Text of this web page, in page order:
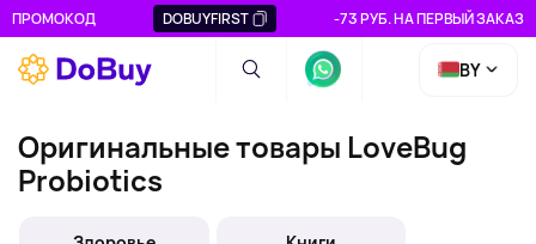
ПРОМОКОД DOBUYFIRST -73 РУБ. НА ПЕРВЫЙ ЗАКАЗ
BY
Оригинальные товары LoveBug
Probiotics